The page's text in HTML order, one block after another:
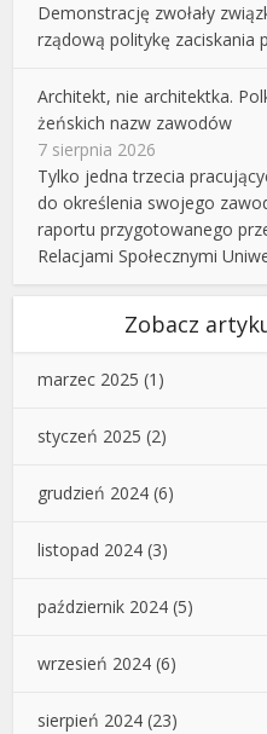
Demonstrację zwołały
rządową politykę zaciskania
Architekt, nie architektka.
żeńskich nazw zawodów
7 sierpnia 2026
Tylko jedna trzecia
do określenia swojego
raportu przygotowanego
Relacjami Społecznymi
Zobacz
marzec 2025 (1)
styczeń 2025 (2)
grudzień 2024 (6)
listopad 2024 (3)
październik 2024 (5)
wrzesień 2024 (6)
sierpień 2024 (23)